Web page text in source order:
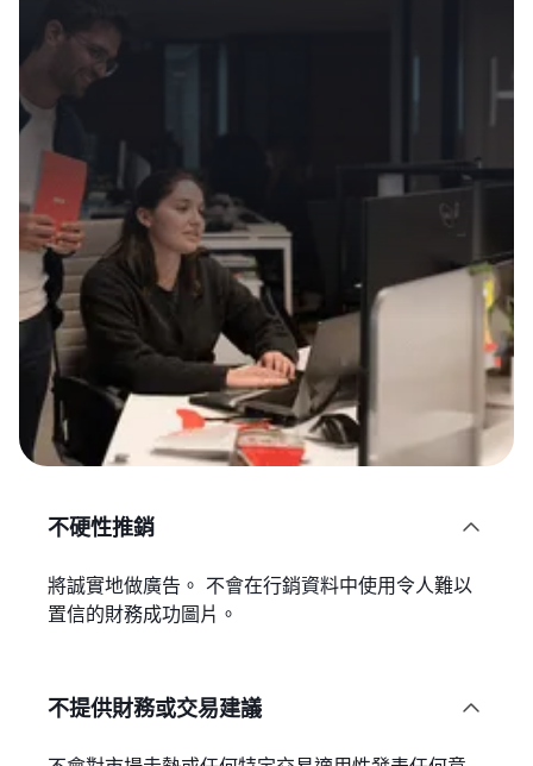
不硬性推銷 
將誠實地做廣告。 不會在行銷資料中使用令人難以
置信的財務成功圖片。
不提供財務或交易建議 